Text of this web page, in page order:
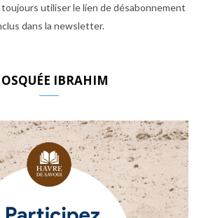
toujours utiliser le lien de désabonnement
dans la newsletter.
IBRAHIM